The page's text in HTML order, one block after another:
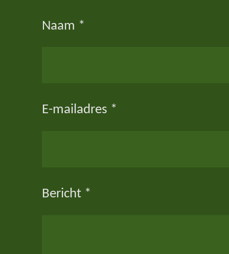
Naam *
E-mailadres *
Bericht *